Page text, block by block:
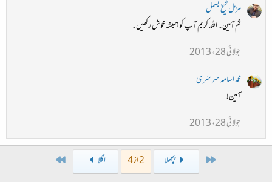
مزمل شیخ بسمل
ثم آمین۔ اللہ کریم آپ کو ہمیشہ خوش رکھیں۔
جولائی 28، 2013
محمد اسامہ سَرسَری
آمین!
جولائی 28، 2013
پچھلا 2 از 4 اگلا